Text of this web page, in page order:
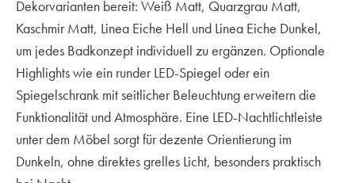
Dekorvarianten bereit: Weiß Matt, Quarzgrau Matt,
Kaschmir Matt, Linea Eiche Hell und Linea Eiche Dunkel,
um jedes Badkonzept individuell zu ergänzen. Optionale
Highlights wie ein runder LED-Spiegel oder ein
Spiegelschrank mit seitlicher Beleuchtung erweitern die
Funktionalität und Atmosphäre. Eine LED-Nachtlichtleiste
unter dem Möbel sorgt für dezente Orientierung im
Dunkeln, ohne direktes grelles Licht, besonders praktisch